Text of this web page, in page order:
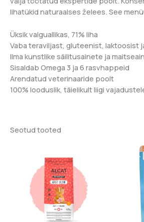
lihatükid naturaalses želees. See
Üksik valguallikas, 71% liha
Vaba teraviljast, gluteenist, laktoosist
Ilma kunstlike säilitusainete ja
Sisaldab Omega 3 ja 6 rasvhappeid
Arendatud veterinaaride poolt
100% looduslik, täielikult liigi
Seotud tooted